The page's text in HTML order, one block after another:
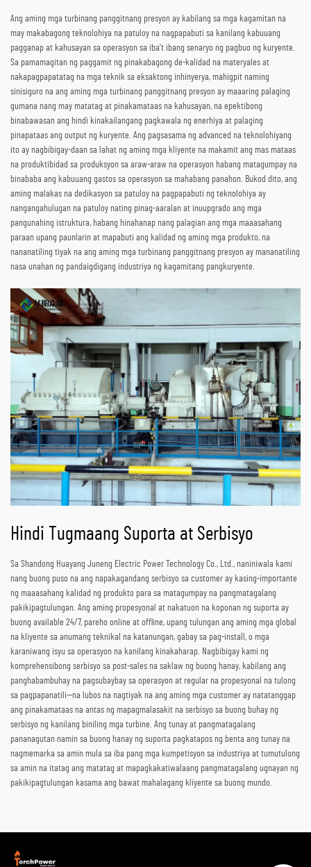
Ang aming mga turbinang panggitnang presyon ay kabilang sa mga kagamitan na
may makabagong teknolohiya na patuloy na nagpapabuti sa kanilang kabuuang
pagganap at kahusayan sa operasyon sa iba't ibang senaryo ng pagbuo ng kuryente.
Sa pamamagitan ng paggamit ng pinakabagong de-kalidad na materyales at
nakapagpapatatag na mga teknik sa eksaktong inhinyerya, mahigpit naming
sinisiguro na ang aming mga turbinang panggitnang presyon ay maaaring palaging
gumana nang may matatag at pinakamataas na kahusayan, na epektibong
binabawasan ang hindi kinakailangang pagkawala ng enerhiya at palaging
pinapataas ang output ng kuryente. Ang pagsasama ng advanced na teknolohiyang
ito ay nagbibigay-daan sa lahat ng aming mga kliyente na makamit ang mas mataas
na produktibidad sa produksyon sa araw-araw na operasyon habang matagumpay na
binababa ang kabuuang gastos sa operasyon sa mahabang panahon. Bukod dito, ang
aming malakas na dedikasyon sa patuloy na pagpapabuti ng teknolohiya ay
nangangahulugan na patuloy nating pinag-aaralan at inuupgrado ang mga
pangunahing istruktura, habang hinahanap nang palagian ang mga maaasahang
paraan upang paunlarin at mapabuti ang kalidad ng aming mga produkto, na
nananatiling tiyak na ang aming mga turbinang panggitnang presyon ay mananatiling
nasa unahan ng pandaigdigang industriya ng kagamitang pangkuryente.
Hindi Tugmaang Suporta at Serbisyo
Sa Shandong Huayang Juneng Electric Power Technology Co., Ltd., naniniwala kami
nang buong puso na ang napakagandang serbisyo sa customer ay kasing-importante
ng maaasahang kalidad ng produkto para sa matagumpay na pangmatagalang
pakikipagtulungan. Ang aming propesyonal at nakatuon na koponan ng suporta ay
buong available 24/7, pareho online at offline, upang tulungan ang aming mga global
na kliyente sa anumang teknikal na katanungan, gabay sa pag-install, o mga
karaniwang isyu sa operasyon na kanilang kinakaharap. Nagbibigay kami ng
komprehensibong serbisyo sa post-sales na saklaw ng buong hanay, kabilang ang
panghabambuhay na pagsubaybay sa operasyon at regular na propesyonal na tulong
sa pagpapanatili—na lubos na nagtiyak na ang aming mga customer ay natatanggap
ang pinakamataas na antas ng mapagmalasakit na serbisyo sa buong buhay ng
serbisyo ng kanilang biniling mga turbine. Ang tunay at pangmatagalang
pananagutan namin sa buong hanay ng suporta pagkatapos ng benta ang tunay na
nagmemarka sa amin mula sa iba pang mga kumpetisyon sa industriya at tumutulong
sa amin na itatag ang matatag at mapagkakatiwalaang pangmatagalang ugnayan ng
pakikipagtulungan kasama ang bawat mahalagang kliyente sa buong mundo.